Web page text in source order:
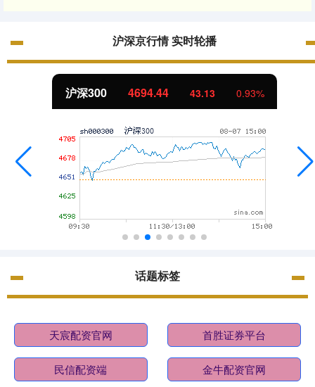
沪深京行情 实时轮播
沪深300 4694.44 43.13 0.93%
话题标签
天宸配资官网 首胜证券平台
民信配资端 金牛配资官网